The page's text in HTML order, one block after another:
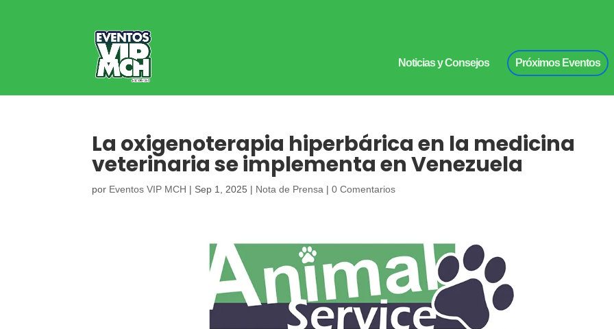
Noticias y Consejos Próximos Eventos
La oxigenoterapia hiperbárica en la medicina
veterinaria se implementa en Venezuela
por Eventos VIP MCH | Sep 1, 2025 | Nota de Prensa |0 Comentarios